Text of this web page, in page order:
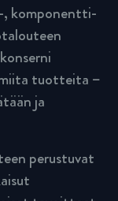
, komponentti-
tuotteita –
ja
perustuvat